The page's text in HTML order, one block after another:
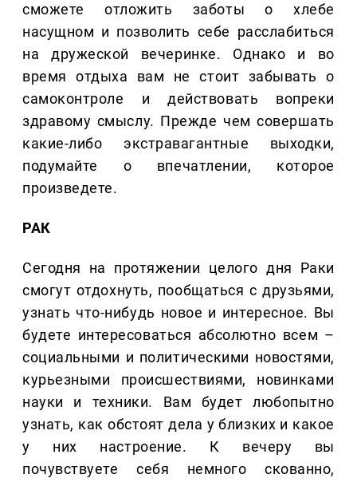
сможете отложить заботы о хлебе
насущном и позволить себе расслабиться
на дружеской вечеринке. Однако и во
время отдыха вам не стоит забывать о
самоконтроле и действовать вопреки
здравому смыслу. Прежде чем совершать
какие-либо экстравагантные выходки,
подумайте о впечатлении, которое
произведете.
РАК
Сегодня на протяжении целого дня Раки
смогут отдохнуть, пообщаться с друзьями,
узнать что-нибудь новое и интересное. Вы
будете интересоваться абсолютно всем –
социальными и политическими новостями,
курьезными происшествиями, новинками
науки и техники. Вам будет любопытно
узнать, как обстоят дела у близких и какое
у них настроение. К вечеру вы
почувствуете себя немного скованно,